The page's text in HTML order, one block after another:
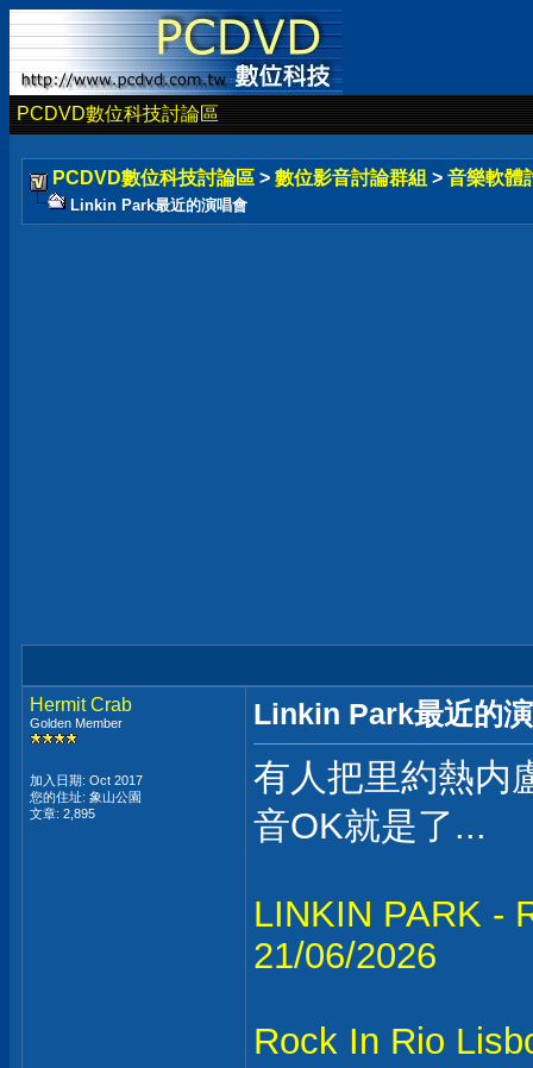
PCDVD數位科技討論區
PCDVD數位科技討論區 > 數位影音討論群組 > 音樂軟體
Linkin Park最近的演唱會
Hermit Crab
Golden Member
加入日期: Oct 2017
您的住址: 象山公園
文章: 2,895
Linkin Park最近的
有人把里約熱内
音OK就是了...
LINKIN PARK -
21/06/2026
Rock In Rio